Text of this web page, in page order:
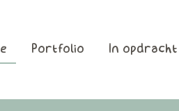
Portfolio In opdracht